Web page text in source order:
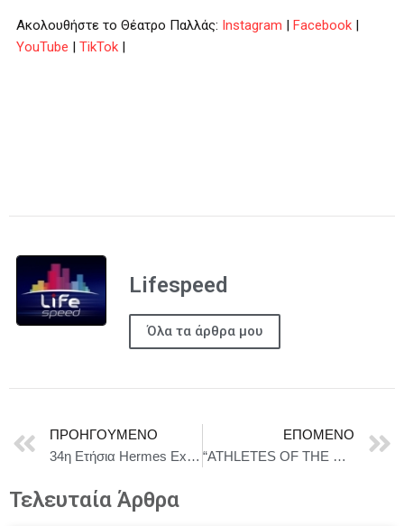
Ακολουθήστε το Θέατρο Παλλάς: Instagram | Facebook |
YouTube | TikTok |
Lifespeed
Όλα τα άρθρα μου
ΠΡΟΗΓΟΎΜΕΝΟ
34η Ετήσια Hermes Expo: Ανάδειξη της Ελληνοαμερικανικής Επιχειρηματικότητας, του Πολιτισμού και της Σύνδεσης
ΕΠΌΜΕΝΟ
“ATHLETES OF THE GODS” – ΤΕΤΑΡΤΗ 10 ΣΕΠΤΕΜΒΡΙΟΥ ΣΤΟ ΩΔΕΙΟ ΗΡΩΔΟΥ ΑΤΤΙΚΟΥ – ΦΙΛΑΝΘΡΩΠΙΚΟ ΣΩΜΑΤΙΟ AURORA
Τελευταία Άρθρα